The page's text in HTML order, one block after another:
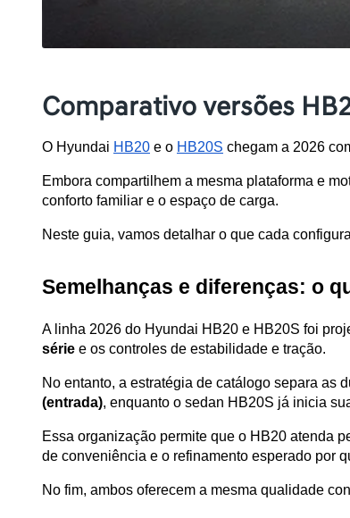
Comparativo versões
O Hyundai HB20 e o HB20S chegam a 2026
Embora compartilhem a mesma plataforma e
conforto familiar e o espaço de carga.
Neste guia, vamos detalhar o que cada
Semelhanças e diferenças: o
A linha 2026 do Hyundai HB20 e HB20S foi
série e os controles de estabilidade e tração.
No entanto, a estratégia de catálogo separa as
(entrada), enquanto o sedan HB20S já inicia
Essa organização permite que o HB20 atenda
de conveniência e o refinamento esperado por
No fim, ambos oferecem a mesma qualidade